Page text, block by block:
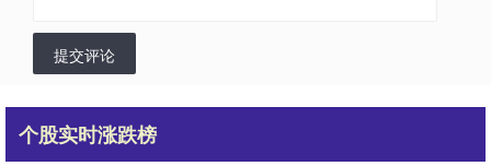
提交评论
个股实时涨跌榜